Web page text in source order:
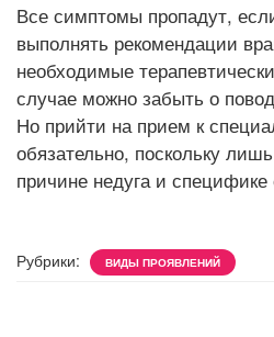
Все симптомы пропадут,
выполнять рекомендации
необходимые
случае можно забыть о
Но прийти на прием к
обязательно, поскольку
причине недуга и специфике
Рубрики: ВИДЫ ПРОЯВЛЕНИЙ